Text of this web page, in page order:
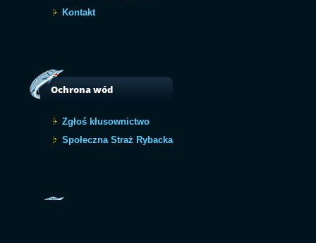
Kontakt
Ochrona wód
Zgłoś kłusownictwo
Społeczna Straż Rybacka